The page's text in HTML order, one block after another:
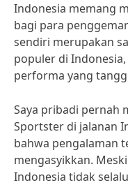
Indonesia memang
bagi para
sendiri merupakan
populer di
performa yang
Saya pribadi pernah
Sportster di jalanan
bahwa pengalaman
mengasyikkan.
Indonesia tidak